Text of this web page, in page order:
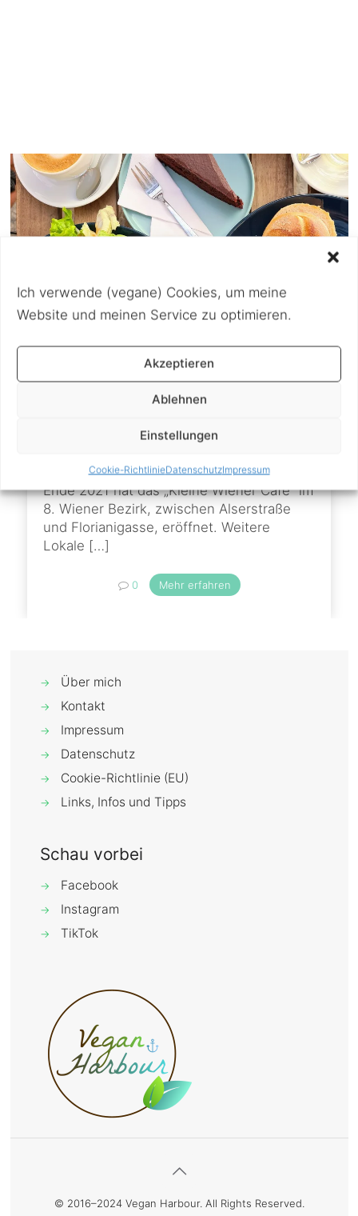
Ich verwende (vegane) Cookies, um meine
Website und meinen Service zu optimieren.
Akzeptieren
Ablehnen
Einstellungen
Cookie-RichtlinieDatenschutzImpressum
Kleines Wiener Café – vegan
Ende 2021 hat das „Kleine Wiener Café“ im
8. Wiener Bezirk, zwischen Alserstraße
und Florianigasse, eröffnet. Weitere
Lokale […]
0 Mehr erfahren
→ Über mich
→ Kontakt
→ Impressum
→ Datenschutz
→ Cookie-Richtlinie (EU)
→ Links, Infos und Tipps
Schau vorbei
→ Facebook
→ Instagram
→ TikTok
© 2016–2024 Vegan Harbour. All Rights Reserved.